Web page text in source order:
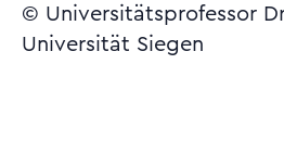
© Universitätsprofessor
Universität Siegen